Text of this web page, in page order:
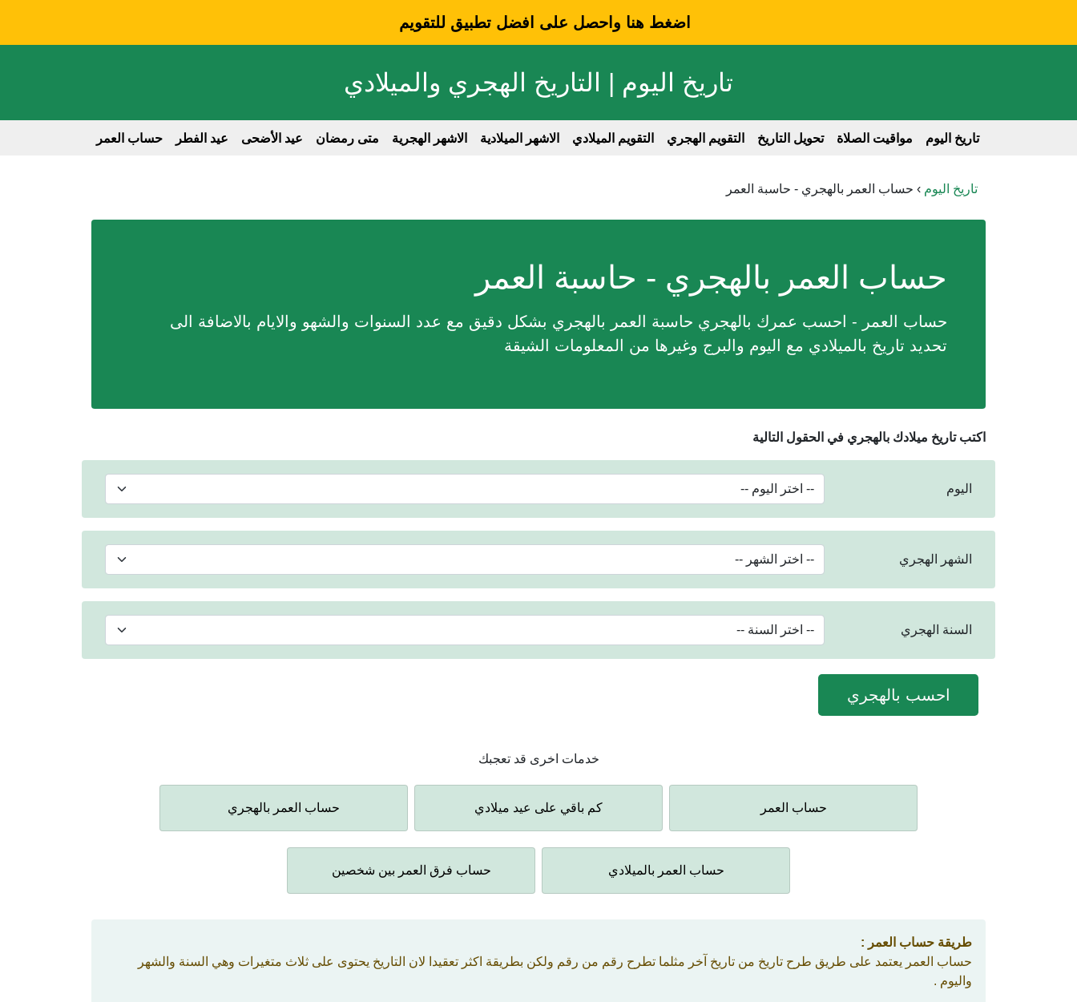
تاريخ اليوم | التاريخ الهجري والميلادي
تاريخ اليوم مواقيت الصلاة تحويل التاريخ التقويم الهجري التقويم الميلادي الاشهر الميلادية الاشهر الهجرية متى رمضان عيد الأضحى عيد الفطر حساب العمر
تاريخ اليوم › حساب العمر بالهجري - حاسبة العمر
حساب العمر بالهجري - حاسبة العمر
حساب العمر - احسب عمرك بالهجري حاسبة العمر بالهجري بشكل دقيق مع عدد السنوات والشهو والايام بالاضافة الى
تحديد تاريخ بالميلادي مع اليوم والبرج وغيرها من المعلومات الشيقة
اكتب تاريخ ميلادك بالهجري في الحقول التالية
اليوم
الشهر الهجري
السنة الهجري
خدمات اخرى قد تعجبك
حساب العمر كم باقي على عيد ميلادي حساب العمر بالهجري
حساب العمر بالميلادي حساب فرق العمر بين شخصين
طريقة حساب العمر :
حساب العمر يعتمد على طريق طرح تاريخ من تاريخ آخر مثلما تطرح رقم من رقم ولكن بطريقة اكثر تعقيدا لان التاريخ يحتوى على ثلاث متغيرات وهي السنة والشهر
واليوم .
اضغط هنا واحصل على افضل تطبيق للتقويم